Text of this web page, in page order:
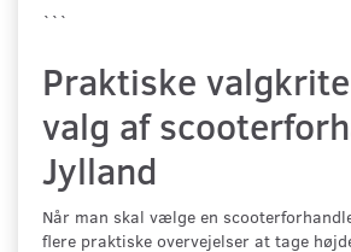
```
Praktiske
valg af
Jylland
Når man skal vælge en
flere praktiske overvejelser at tage